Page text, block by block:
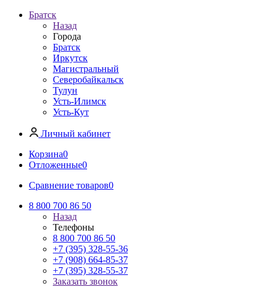
Братск
Назад
Города
Братск
Иркутск
Магистральный
Северобайкальск
Тулун
Усть-Илимск
Усть-Кут
Личный кабинет
Корзина0
Отложенные0
Сравнение товаров0
8 800 700 86 50
Назад
Телефоны
8 800 700 86 50
+7 (395) 328-55-36
+7 (908) 664-85-37
+7 (395) 328-55-37
Заказать звонок